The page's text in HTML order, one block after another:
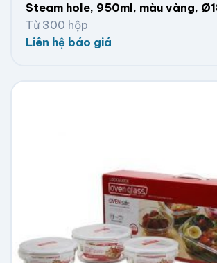
Steam hole, 950ml, màu vàng,
Từ 300 hộp
Liên hệ báo giá